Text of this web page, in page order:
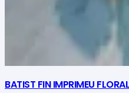
BATIST FIN IMPRIMEU FLORAL